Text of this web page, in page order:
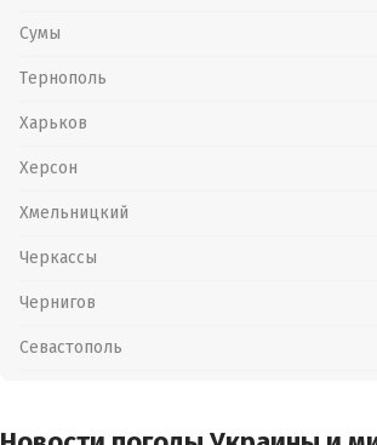
Сумы
Тернополь
Харьков
Херсон
Хмельницкий
Черкассы
Чернигов
Севастополь